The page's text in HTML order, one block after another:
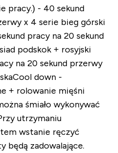
pracy.) - 40 sekund
x 4 serie bieg górski
pracy na 20 sekund
podskok + rosyjski
na 20 sekund przerwy
Cool down-
+ rolowanie mięśni
śmiało wykonywać
utrzymaniu
wstanie ręczyć
będą zadowalające.